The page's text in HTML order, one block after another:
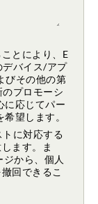
とにより、E
デバイス/アプ
びその他の第
プロモーシ
に応じてパー
望します。
に対応する
ます。ま
から、個人
回できるこ